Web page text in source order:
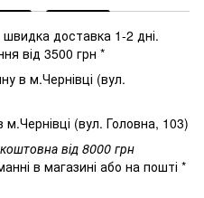
доставка 1-2 дні.
від 3500 грн *
в м.Чернівці (вул.
(вул. Головна, 103)
від 8000 грн
в магазині або на пошті *